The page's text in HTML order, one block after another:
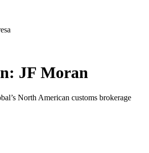
JF Moran
North American customs brokerage